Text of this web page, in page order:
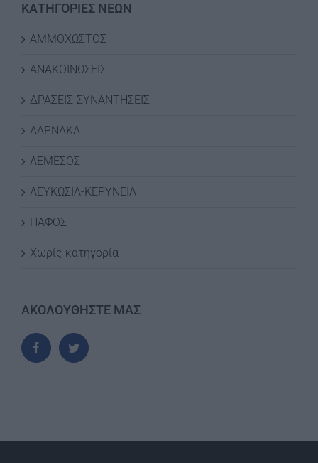
ΚΑΤΗΓΟΡΙΕΣ ΝΕΩΝ
ΑΜΜΟΧΩΣΤΟΣ
ΑΝΑΚΟΙΝΩΣΕΙΣ
ΔΡΑΣΕΙΣ-ΣΥΝΑΝΤΗΣΕΙΣ
ΛΑΡΝΑΚΑ
ΛΕΜΕΣΟΣ
ΛΕΥΚΩΣΙΑ-ΚΕΡΥΝΕΙΑ
ΠΑΦΟΣ
Χωρίς κατηγορία
ΑΚΟΛΟΥΘΗΣΤΕ ΜΑΣ